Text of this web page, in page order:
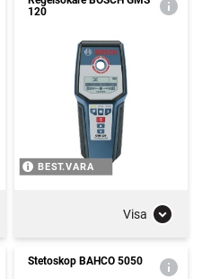
120
BEST.VARA
Visa
Stetoskop BAHCO 5050